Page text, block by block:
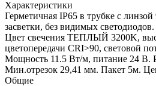
Характеристики
Герметичная IP65 в трубке с
засветки, без видимых
Цвет свечения ТЕПЛЫЙ 3200K,
цветопередачи CRI>90, световой
Мощность 11.5 Вт/м, питание 24 В.
Мин.отрезок 29,41 мм. Пакет 5м.
Общие